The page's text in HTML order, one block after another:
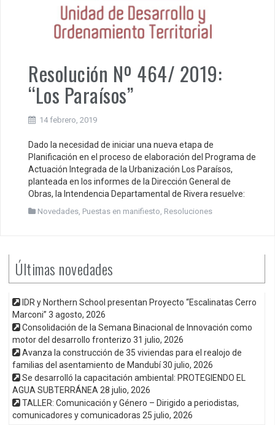
Resolución Nº 464/ 2019:
“Los Paraísos”
14 febrero, 2019
Dado la necesidad de iniciar una nueva etapa de
Planificación en el proceso de elaboración del Programa de
Actuación Integrada de la Urbanización Los Paraísos,
planteada en los informes de la Dirección General de
Obras, la Intendencia Departamental de Rivera resuelve:
Novedades, Puestas en manifiesto, Resoluciones
Últimas novedades
IDR y Northern School presentan Proyecto “Escalinatas Cerro
Marconi” 3 agosto, 2026
Consolidación de la Semana Binacional de Innovación como
motor del desarrollo fronterizo 31 julio, 2026
Avanza la construcción de 35 viviendas para el realojo de
familias del asentamiento de Mandubí30 julio, 2026
Se desarrolló la capacitación ambiental: PROTEGIENDO EL
AGUA SUBTERRÁNEA28 julio, 2026
TALLER: Comunicación y Género – Dirigido a periodistas,
comunicadores y comunicadoras 25 julio, 2026